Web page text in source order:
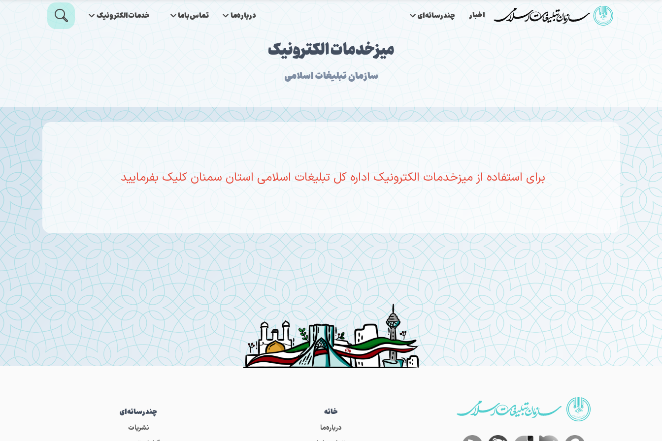
اخبار چندرسانه‌ای درباره‌ما تماس‌باما خدمات‌الکترونیک
میزخدمات الکترونیک
سازمان تبلیغات اسلامی
برای استفاده از میزخدمات الکترونیک اداره کل تبلیغات اسلامی استان سمنان کلیک بفرمایید
خانه
درباره‌ما
چندرسانه‌ای
نشریات